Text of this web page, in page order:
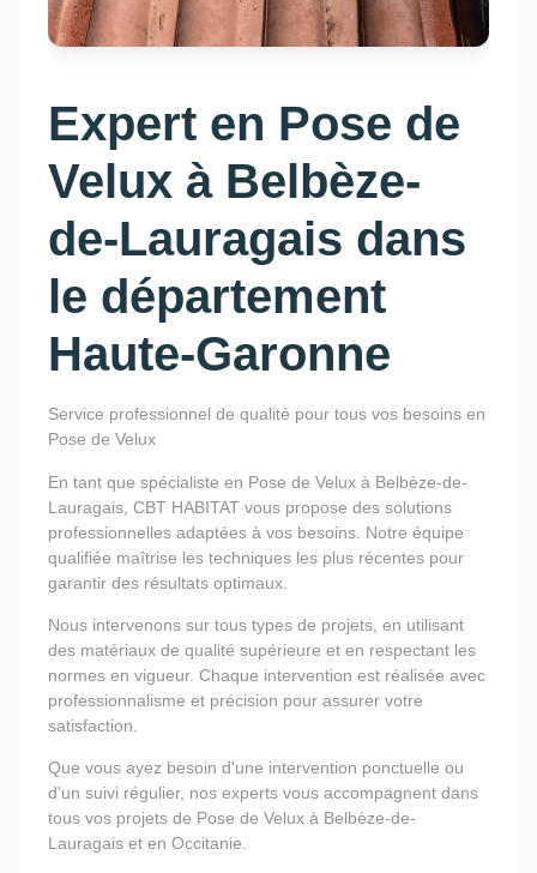
Expert en Pose de
Velux à Belbèze-
de-Lauragais dans
le département
Haute-Garonne
Service professionnel de qualité pour tous vos besoins en
Pose de Velux
En tant que spécialiste en Pose de Velux à Belbèze-de-
Lauragais, CBT HABITAT vous propose des solutions
professionnelles adaptées à vos besoins. Notre équipe
qualifiée maîtrise les techniques les plus récentes pour
garantir des résultats optimaux.
Nous intervenons sur tous types de projets, en utilisant
des matériaux de qualité supérieure et en respectant les
normes en vigueur. Chaque intervention est réalisée avec
professionnalisme et précision pour assurer votre
satisfaction.
Que vous ayez besoin d'une intervention ponctuelle ou
d'un suivi régulier, nos experts vous accompagnent dans
tous vos projets de Pose de Velux à Belbèze-de-
Lauragais et en Occitanie.